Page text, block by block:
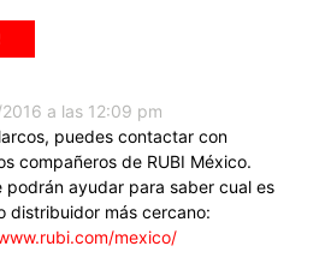
a las 12:09 pm
puedes contactar con
compañeros de RUBI México.
podrán ayudar para saber cual es
distribuidor más cercano:
mexico/